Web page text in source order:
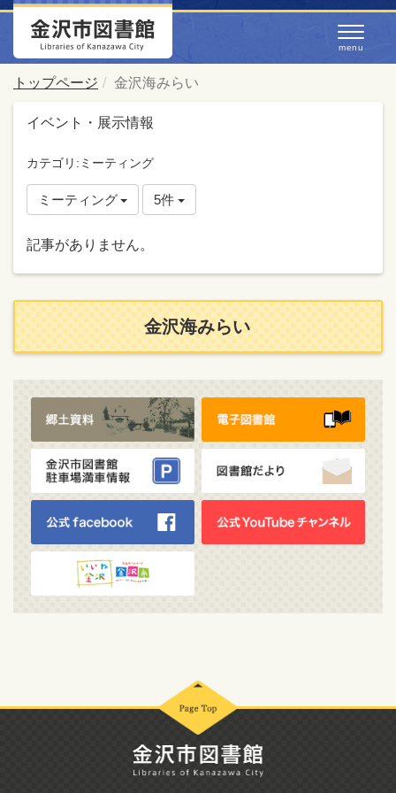
トップページ 金沢海みらい
イベント・展示情報
カテゴリ:ミーティング
ミーティング 5件
記事がありません。
金沢海みらい